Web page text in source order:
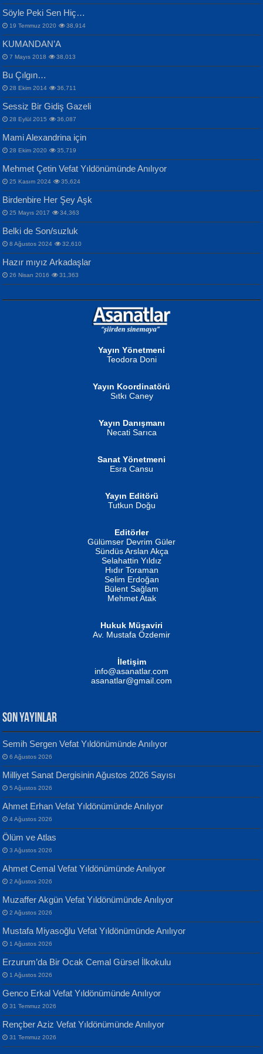
İPEK ACAR SERT
Gazze’nin Şecaati, Ümmetin İmtihanı...
MAHMUT GÜRBÜZ
İbrahim Olmak ve Bitirebilmek...
NURAN KÖSE BAYDAR
İSMAİL OKUTAN
Erkeklerin Kahrolması Ne Demektir
MUSTAFA KELOĞLU
Yarına İz Bırakmak...
ATİLLA ÖZEN
Sultan Olmadan Önce Eyüp...
EKREM KARABABA
Mescid-i Aksâ Üstüne Ay!...
Selahattin Yıldız
İdrakimle Üşürken...
Songül Özel
Mahzen...
Ben Deniz Değilim ki...
Evvel Zaman Tanrıçası...
Yılmaz Ekinci
Geceye Söylenen...
Banu Sancak
Defterimden İçeri...
İsmail Aydos
İnkisar...
ERDEM BAYAZIT
Sana, Bana, Vatanıma, Ülkemin
İnsanlarına Dair...
NAZIM HİKMET RAN
Bir Cezaevinde, Tecritteki Adamın
Mektupları...
Söyle Peki Sen Hiç…
19 Temmuz 2020 38,914
KUMANDAN’A
7 Mayıs 2018 38,013
Bu Çılgın…
28 Ekim 2014 36,711
Sessiz Bir Gidiş Gazeli
28 Eylül 2015 36,087
Mami Alexandrina için
28 Ekim 2020 35,719
Mehmet Çetin Vefat Yıldönümünde Anılıyor
25 Kasım 2024 35,624
Birdenbire Her Şey Aşk
25 Mayıs 2017 34,363
Belki de Son/suzluk
8 Ağustos 2024 32,610
Hazır mıyız Arkadaşlar
26 Nisan 2016 31,363
Yayın Yönetmeni
Teodora Doni
Yayın Koordinatörü
Sıtkı Caney
Yayın Danışmanı
Necati Sarıca
Sanat Yönetmeni
Esra Cansu
Yayın Editörü
Tutkun Doğu
Editörler
Gülümser Devrim Güler
Sündüs Arslan Akça
Selahattin Yıldız
Hıdır Toraman
Selim Erdoğan
Bülent Sağlam
Mehmet Atak
Hukuk Müşaviri
Av. Mustafa Özdemir
İletişim
info@asanatlar.com
asanatlar@gmail.com
SON YAYINLAR
Semih Sergen Vefat Yıldönümünde Anılıyor
6 Ağustos 2026
Milliyet Sanat Dergisinin Ağustos 2026 Sayısı
5 Ağustos 2026
Ahmet Erhan Vefat Yıldönümünde Anılıyor
4 Ağustos 2026
Ölüm ve Atlas
3 Ağustos 2026
Ahmet Cemal Vefat Yıldönümünde Anılıyor
2 Ağustos 2026
Muzaffer Akgün Vefat Yıldönümünde Anılıyor
2 Ağustos 2026
Mustafa Miyasoğlu Vefat Yıldönümünde Anılıyor
1 Ağustos 2026
Erzurum’da Bir Ocak Cemal Gürsel İlkokulu
1 Ağustos 2026
Genco Erkal Vefat Yıldönümünde Anılıyor
31 Temmuz 2026
Rençber Aziz Vefat Yıldönümünde Anılıyor
31 Temmuz 2026